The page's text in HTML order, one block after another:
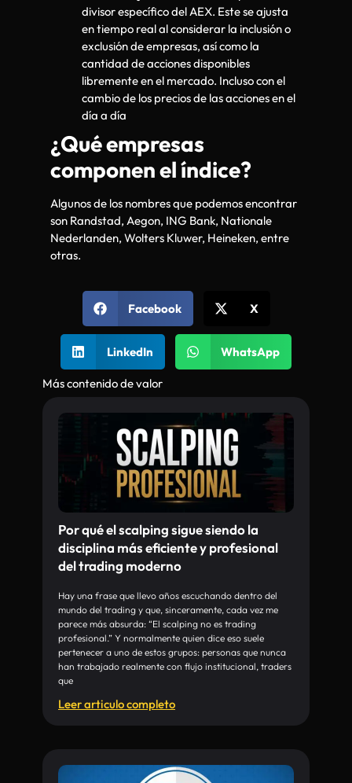
divisor específico del AEX. Este se ajusta
en tiempo real al considerar la inclusión o
exclusión de empresas, así como la
cantidad de acciones disponibles
libremente en el mercado. Incluso con el
cambio de los precios de las acciones en el
día a día
¿Qué empresas
componen el índice?
Algunos de los nombres que podemos encontrar
son Randstad, Aegon, ING Bank, Nationale
Nederlanden, Wolters Kluwer, Heineken, entre
otras.
Facebook X
LinkedIn WhatsApp
Más contenido de valor
Por qué el scalping sigue siendo la
disciplina más eficiente y profesional
del trading moderno
Hay una frase que llevo años escuchando dentro del
mundo del trading y que, sinceramente, cada vez me
parece más absurda: “El scalping no es trading
profesional.” Y normalmente quien dice eso suele
pertenecer a uno de estos grupos: personas que nunca
han trabajado realmente con flujo institucional, traders
que
Leer articulo completo